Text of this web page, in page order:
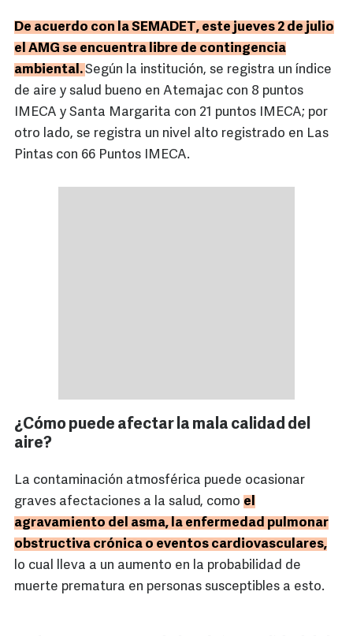
De acuerdo con la SEMADET, este jueves 2 de julio
el AMG se encuentra libre de contingencia
ambiental.Según la institución, se registra un índice
de aire y salud bueno en Atemajac con 8 puntos
IMECA y Santa Margarita con 21 puntos IMECA; por
otro lado, se registra un nivel alto registrado en Las
Pintas con 66 Puntos IMECA.
¿Cómo puede afectar la mala calidad del
aire?
La contaminación atmosférica puede ocasionar
graves afectaciones a la salud, como el
agravamiento del asma, la enfermedad pulmonar
obstructiva crónica o eventos cardiovasculares,
lo cual lleva a un aumento en la probabilidad de
muerte prematura en personas susceptibles a esto.